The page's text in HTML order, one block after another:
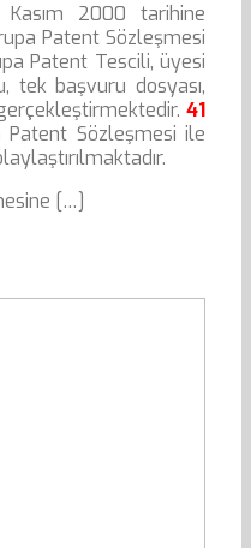
2000 tarihine
Patent Sözleşmesi
Patent Tescili, üyesi
tek başvuru dosyası,
41
Sözleşmesi ile
[…]